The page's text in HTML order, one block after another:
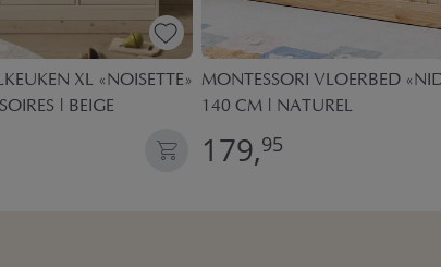
XL «NOISETTE»
| BEIGE
MONTESSORI VLOERBED
140 CM | NATUREL
179,95